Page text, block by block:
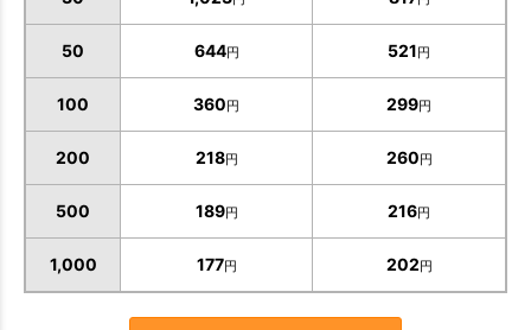
50 644円 521円
100 360円 299円
200 218円 260円
500 189円 216円
1,000 177円 202円